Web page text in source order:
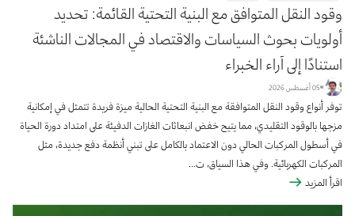
وقود النقل المتوافق مع البنية التحتية القائمة: تحديد
أولويات بحوث السياسات والاقتصاد في المجالات الناشئة
استنادًا إلى آراء الخبراء
05 أغسطس 2026
توفر أنواع وقود النقل المتوافقة مع البنية التحتية الحالية ميزة فريدة تتمثل في إمكانية
مزجها بالوقود التقليدي، مما يتيح خفض انبعاثات الغازات الدفيئة على امتداد دورة الحياة
في أسطول المركبات الحالي دون الاعتماد بالكامل على تبني أنظمة دفع جديدة، مثل
المركبات الكهربائية. وفي هذا السياق، ت...
اقرأ المزيد